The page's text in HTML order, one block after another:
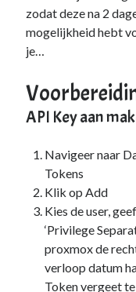
HPE ProLiant (1)
ISP(1)
Edge(1)
Intune(1)
Power Apps (1)
PowerShell
Sharepoint (1)
Windows 10(3)
Windows 11(1)
Windows Server
Windows Server
zodat deze na 2
mogelijkheid hebt
je…
API Key aan
Navigeer naar
Tokens
Klik op Add
Kies de user,
‘Privilege
proxmox de
verloop datum
Token vergeet